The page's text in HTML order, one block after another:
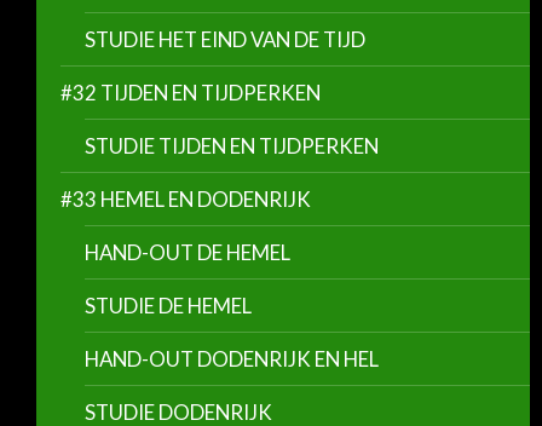
STUDIE HET EIND VAN DE TIJD
#32 TIJDEN EN TIJDPERKEN
STUDIE TIJDEN EN TIJDPERKEN
#33 HEMEL EN DODENRIJK
HAND-OUT DE HEMEL
STUDIE DE HEMEL
HAND-OUT DODENRIJK EN HEL
STUDIE DODENRIJK